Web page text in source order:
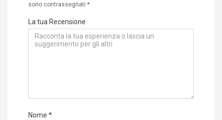
sono contrassegnati *
La tua Recensione
Nome *